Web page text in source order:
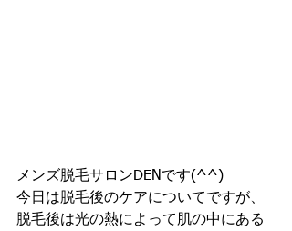
メンズ脱毛サロンDENです(^^)
今日は脱毛後のケアについてですが、
脱毛後は光の熱によって肌の中にある